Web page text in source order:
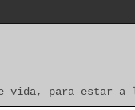
vida, para estar a